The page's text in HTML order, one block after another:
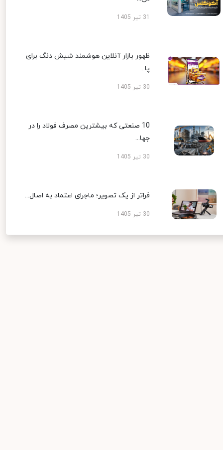
ظهور بازار آنلاین هوشمند شیش دنگ برای
پا...
30 تیر 1405
10 صنعتی که بیشترین مصرف فولاد را در
جها...
30 تیر 1405
فراتر از یک تصویر؛ ماجرای اعتماد به اصال...
30 تیر 1405